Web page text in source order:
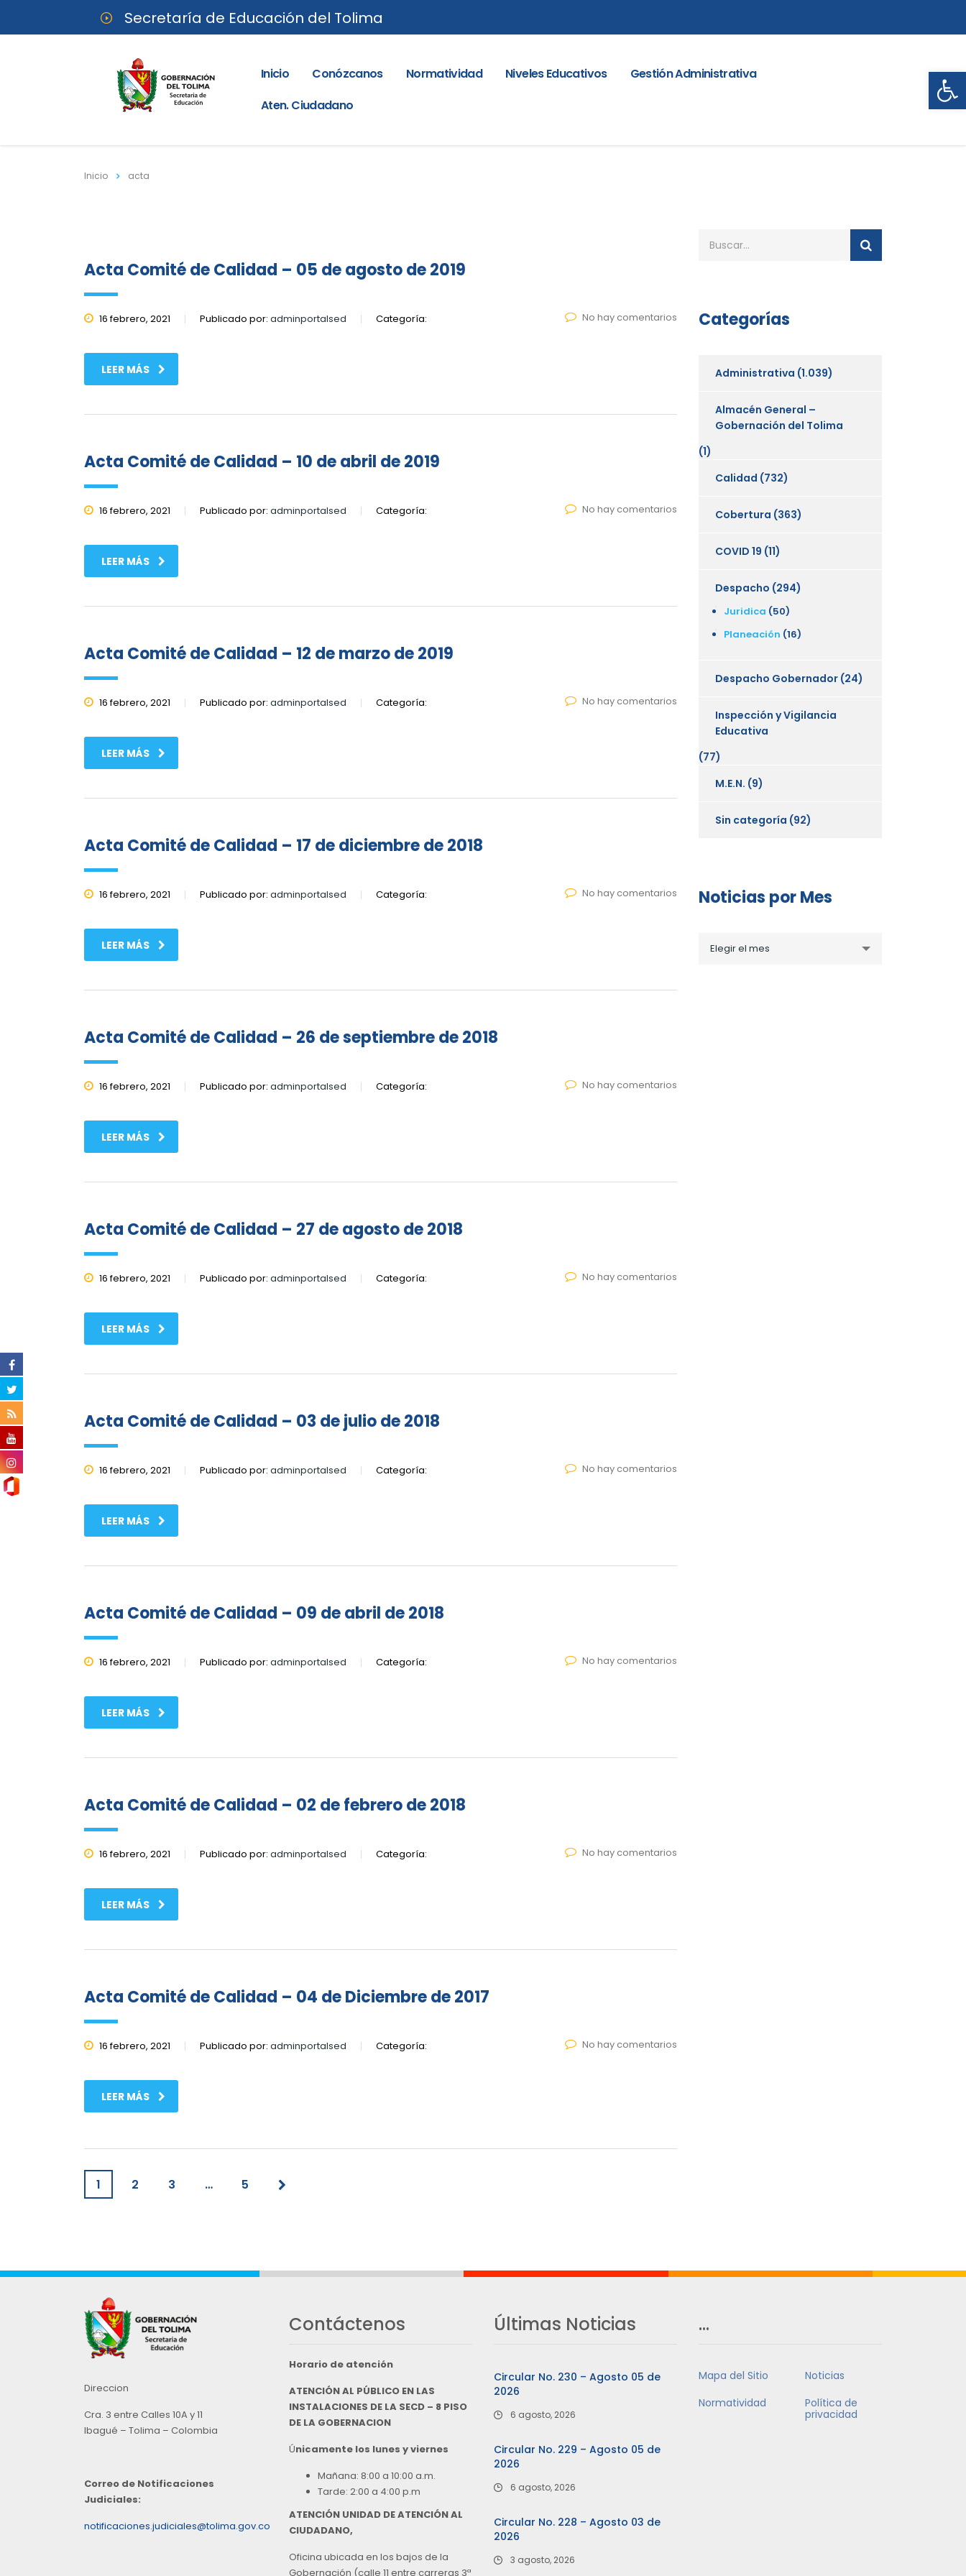
Secretaría de Educación del Tolima
Inicio Conózcanos Normatividad Niveles Educativos
Gestión Administrativa
Aten. Ciudadano
Inicio acta
Acta Comité de Calidad – 05 de agosto de 2019
16 febrero, 2021 Publicado por: adminportalsed Categoría: No hay comentarios
LEER MÁS
Acta Comité de Calidad – 10 de abril de 2019
16 febrero, 2021 Publicado por: adminportalsed Categoría: No hay comentarios
LEER MÁS
Acta Comité de Calidad – 12 de marzo de 2019
16 febrero, 2021 Publicado por: adminportalsed Categoría: No hay comentarios
LEER MÁS
Acta Comité de Calidad – 17 de diciembre de 2018
16 febrero, 2021 Publicado por: adminportalsed Categoría: No hay comentarios
LEER MÁS
Acta Comité de Calidad – 26 de septiembre de 2018
16 febrero, 2021 Publicado por: adminportalsed Categoría: No hay comentarios
LEER MÁS
Acta Comité de Calidad – 27 de agosto de 2018
16 febrero, 2021 Publicado por: adminportalsed Categoría: No hay comentarios
LEER MÁS
Acta Comité de Calidad – 03 de julio de 2018
16 febrero, 2021 Publicado por: adminportalsed Categoría: No hay comentarios
LEER MÁS
Acta Comité de Calidad – 09 de abril de 2018
16 febrero, 2021 Publicado por: adminportalsed Categoría: No hay comentarios
LEER MÁS
Acta Comité de Calidad – 02 de febrero de 2018
16 febrero, 2021 Publicado por: adminportalsed Categoría: No hay comentarios
LEER MÁS
Acta Comité de Calidad – 04 de Diciembre de 2017
16 febrero, 2021 Publicado por: adminportalsed Categoría: No hay comentarios
LEER MÁS
1 2 3 … 5
Categorías
Administrativa (1.039)
Almacén General –
Gobernación del Tolima
(1)
Calidad (732)
Cobertura (363)
COVID 19 (11)
Despacho (294)
Juridica (50)
Planeación (16)
Despacho Gobernador (24)
Inspección y Vigilancia
Educativa
(77)
M.E.N. (9)
Sin categoría (92)
Noticias por Mes
porElegir el mes
Direccion
Cra. 3 entre Calles 10A y 11
Ibagué – Tolima – Colombia
Correo de Notificaciones
Judiciales:
notificaciones.judiciales@tolima.gov.co
Contáctenos
Horario de atención
ATENCIÓN AL PÚBLICO EN LAS
INSTALACIONES DE LA SECD – 8 PISO
DE LA GOBERNACION
Únicamente los lunes y viernes
Mañana: 8:00 a 10:00 a.m.
Tarde: 2:00 a 4:00 p.m
ATENCIÓN UNIDAD DE ATENCIÓN AL
CIUDADANO,
Oficina ubicada en los bajos de la
Gobernación (calle 11 entre carreras 3ª
Últimas Noticias
Circular No. 230 – Agosto 05 de
2026
6 agosto, 2026
Circular No. 229 – Agosto 05 de
2026
6 agosto, 2026
Circular No. 228 – Agosto 03 de
2026
3 agosto, 2026
…
Mapa del Sitio
Noticias
Normatividad
Política de
privacidad